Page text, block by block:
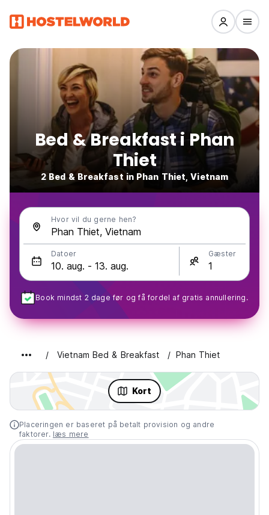
Bed & Breakfast i Phan
Thiet
2 Bed & Breakfast in Phan Thiet, Vietnam
Hvor vil du gerne hen?
Datoer Gæster
Book mindst 2 dage før og få fordel af gratis annullering.
Vietnam Bed & Breakfast Phan Thiet
Kort
Placeringen er baseret på betalt provision og andre
faktorer. læs mere